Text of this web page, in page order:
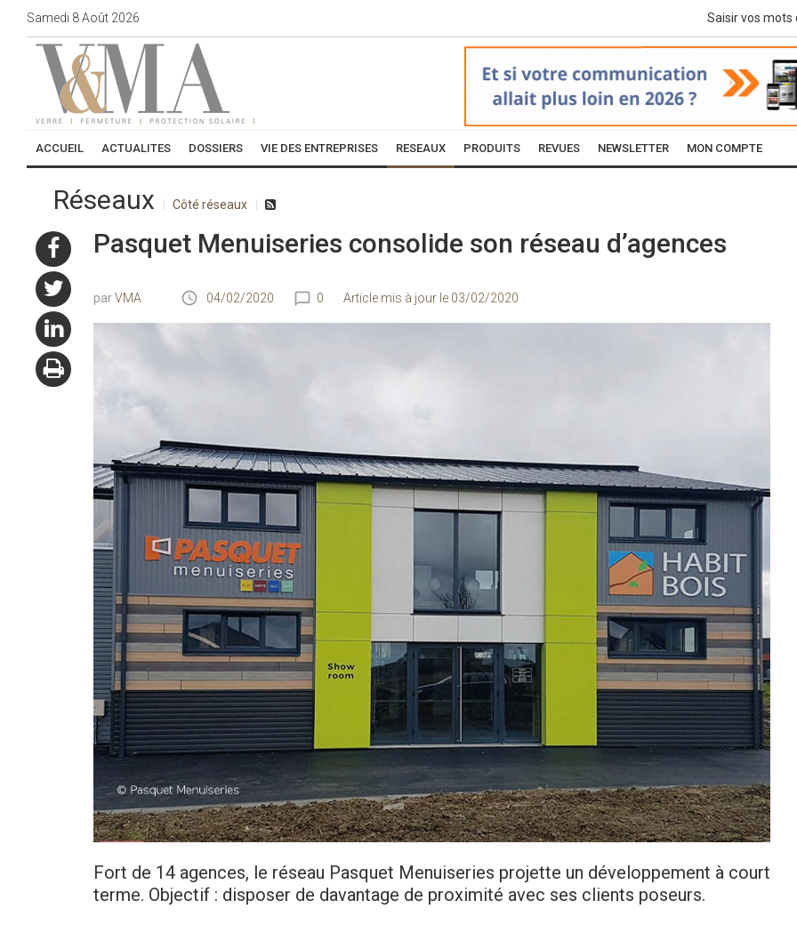
Samedi 8Août 2026
ACCUEIL ACTUALITES DOSSIERS VIE DES ENTREPRISES RESEAUX PRODUITS REVUES NEWSLETTER MON COMPTE
Réseaux Côté réseaux
Pasquet Menuiseries consolide son réseau d’agences
VMA 04/02/2020 0 Article mis à jour le 03/02/2020
Fort de 14 agences, le réseau Pasquet Menuiseries projette un développement à court
terme. Objectif : disposer de davantage de proximité avec ses clients poseurs.